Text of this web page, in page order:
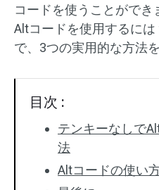
コードを使うことがで
Altコードを使用するに
で、3つの実用的な方法
目次 :
テンキーなしで
法
Altコードの使い